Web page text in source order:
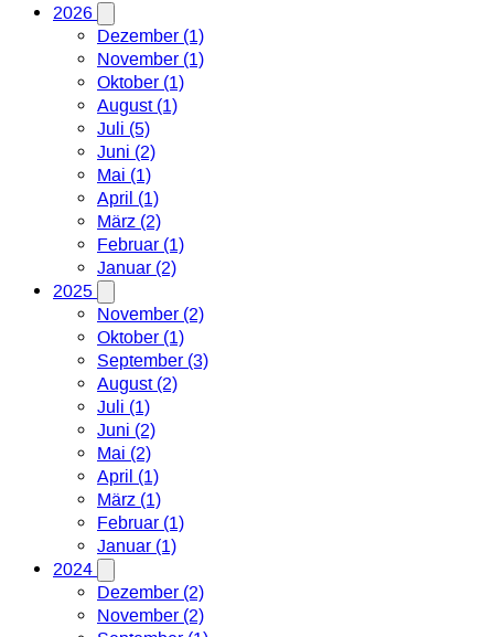
2026
Dezember (1)
November (1)
Oktober (1)
August (1)
Juli (5)
Juni (2)
Mai (1)
April (1)
März (2)
Februar (1)
Januar (2)
2025
November (2)
Oktober (1)
September (3)
August (2)
Juli (1)
Juni (2)
Mai (2)
April (1)
März (1)
Februar (1)
Januar (1)
2024
Dezember (2)
November (2)